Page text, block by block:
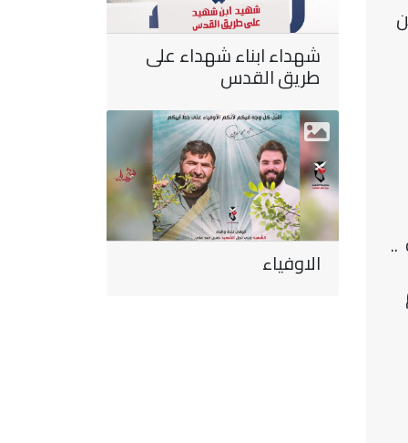
..
شهداء ابناء شهداء على
طريق القدس
الاوفياء